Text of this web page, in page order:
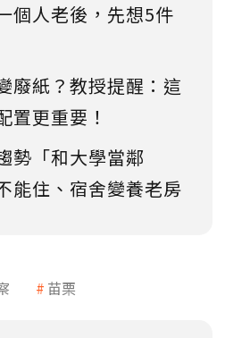
個人老後，先想5件
廢紙？教授提醒：這
置更重要！
勢「和大學當鄰
能住、宿舍變養老房
苗栗